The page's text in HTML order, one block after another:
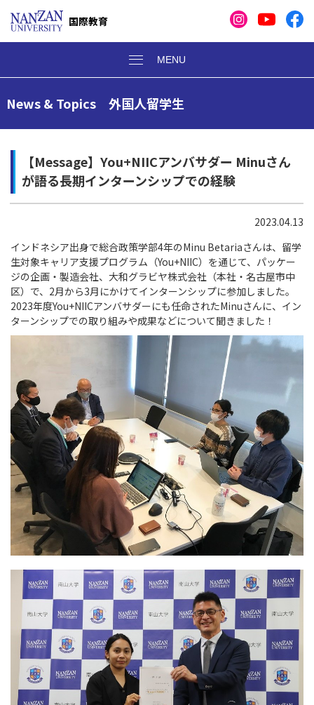
国際教育
News & Topics 外国人留学生
【Message】You+NIICアンバサダー Minuさん
が語る長期インターンシップでの経験
2023.04.13
インドネシア出身で総合政策学部4年のMinu Betariaさんは、留学
生対象キャリア支援プログラム（You+NIIC）を通じて、パッケー
ジの企画・製造会社、大和グラビヤ株式会社（本社・名古屋市中
区）で、 2月から3月にかけてインターンシップに参加しました。
2023年度You+NIICアンバサダーにも任命されたMinuさんに、イン
ターンシップでの取り組みや成果などについて聞きました！